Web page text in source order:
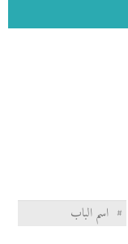
# اسم الباب